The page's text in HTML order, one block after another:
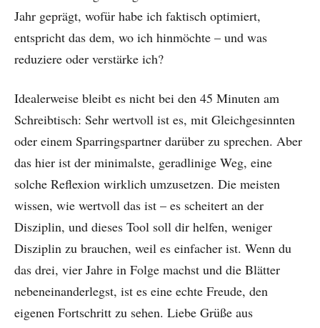
Jahr geprägt, wofür habe ich faktisch optimiert,
entspricht das dem, wo ich hinmöchte – und was
reduziere oder verstärke ich?
Idealerweise bleibt es nicht bei den 45 Minuten am
Schreibtisch: Sehr wertvoll ist es, mit Gleichgesinnten
oder einem Sparringspartner darüber zu sprechen. Aber
das hier ist der minimalste, geradlinige Weg, eine
solche Reflexion wirklich umzusetzen. Die meisten
wissen, wie wertvoll das ist – es scheitert an der
Disziplin, und dieses Tool soll dir helfen, weniger
Disziplin zu brauchen, weil es einfacher ist. Wenn du
das drei, vier Jahre in Folge machst und die Blätter
nebeneinanderlegst, ist es eine echte Freude, den
eigenen Fortschritt zu sehen. Liebe Grüße aus